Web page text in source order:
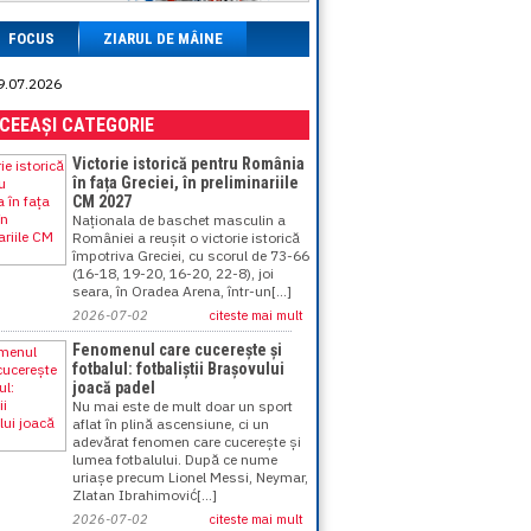
FOCUS ZIARUL DE MÂINE
CATEGORIE
Victorie istorică pentru România
în fața Greciei, în preliminariile
CM 2027
Naționala de baschet masculin a
României a reușit o victorie istorică
împotriva Greciei, cu scorul de 73-66
(16-18, 19-20, 16-20, 22-8), joi
seara, în Oradea Arena, într-un[...]
2026-07-02 citeste mai mult
Fenomenul care cucerește și
fotbalul: fotbaliștii Brașovului
joacă padel
Nu mai este de mult doar un sport
aflat în plină ascensiune, ci un
adevărat fenomen care cucerește și
lumea fotbalului. După ce nume
uriașe precum Lionel Messi, Neymar,
Zlatan Ibrahimović[...]
2026-07-02 citeste mai mult